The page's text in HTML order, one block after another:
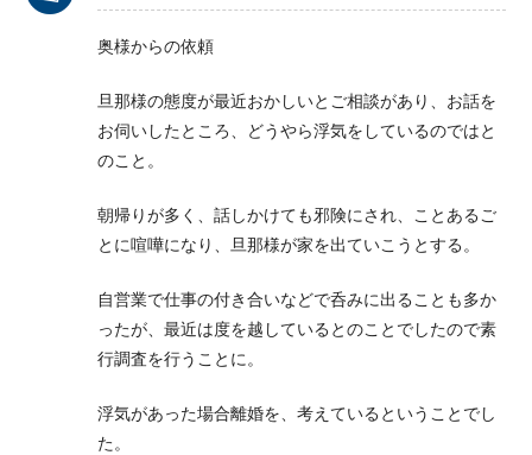
奥様からの依頼
旦那様の態度が最近おかしいとご相談があり、お話を
お伺いしたところ、どうやら浮気をしているのではと
のこと。
朝帰りが多く、話しかけても邪険にされ、ことあるご
とに喧嘩になり、旦那様が家を出ていこうとする。
自営業で仕事の付き合いなどで呑みに出ることも多か
ったが、最近は度を越しているとのことでしたので素
行調査を行うことに。
浮気があった場合離婚を、考えているということでし
た。